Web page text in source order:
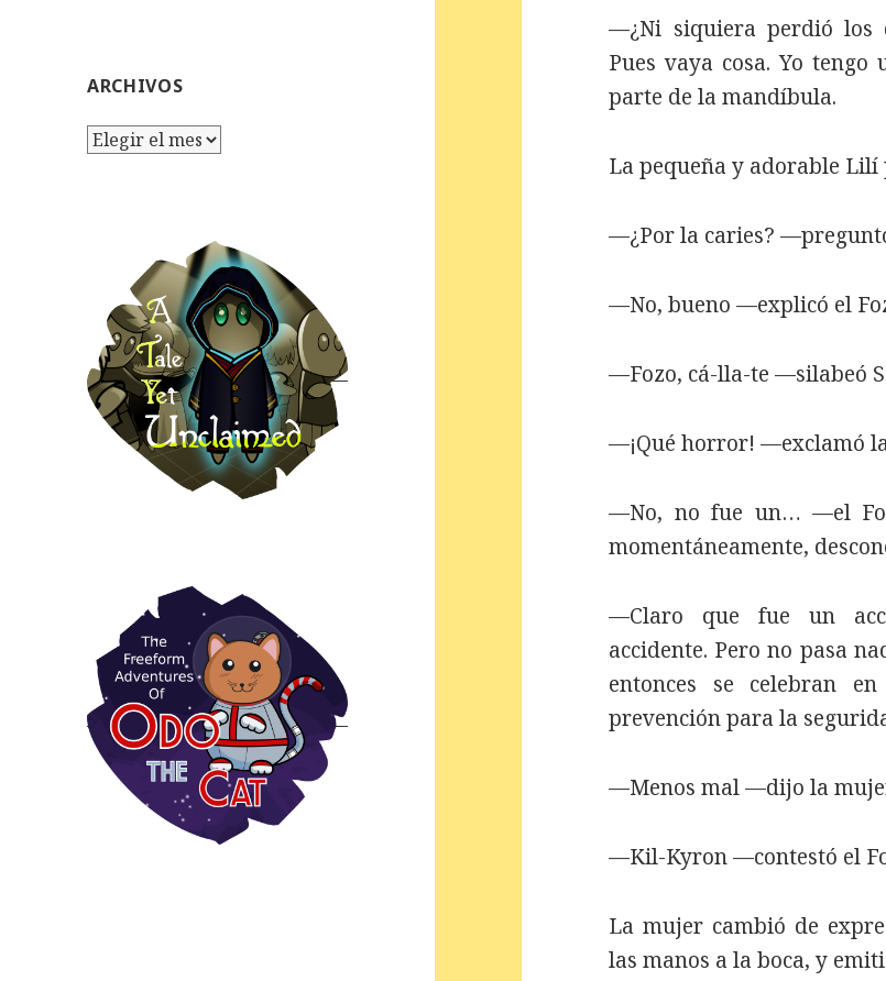
ARCHIVOS
Archivos
—¿Ni siquiera perdió los
Pues vaya cosa. Yo
parte de la mandíbula.
La pequeña y adorable Lilí
—¿Por la caries?
—No, bueno —explicó el
—Fozo, cá-lla-te —silabeó
—¡Qué horror! —exclamó
—No, no fue un… —el
momentáneamente,
—Claro que fue un
accidente. Pero no pasa
entonces se celebran
prevención para la
—Menos mal —dijo la
—Kil-Kyron —contestó el
La mujer cambió de
las manos a la boca, y